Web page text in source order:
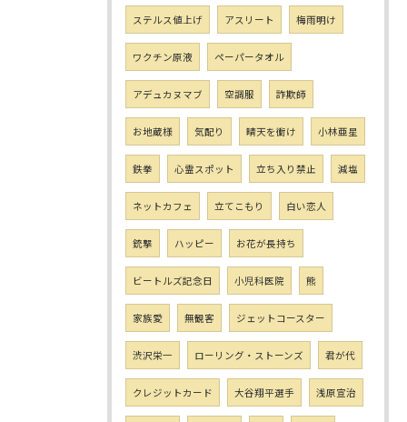
ステルス値上げ アスリート 梅雨明け
ワクチン原液 ペーパータオル
アデュカヌマブ 空調服 詐欺師
お地蔵様 気配り 晴天を衝け 小林亜星
鉄拳 心霊スポット 立ち入り禁止 減塩
ネットカフェ 立てこもり 白い恋人
銃撃 ハッピー お花が長持ち
ビートルズ記念日 小児科医院 熊
家族愛 無観客 ジェットコースター
渋沢栄一 ローリング・ストーンズ 君が代
クレジットカード 大谷翔平選手 浅原宣治